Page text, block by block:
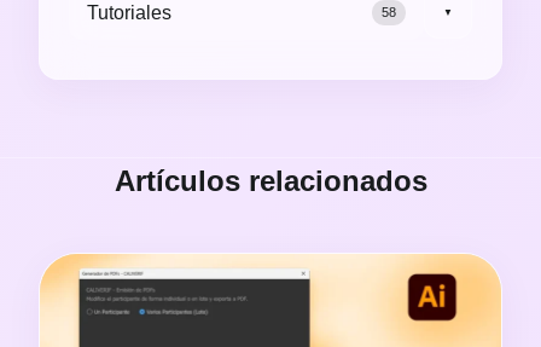
Tutoriales 58 ▼
Artículos relacionados